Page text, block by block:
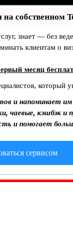
собственном
знает — без
клиентам о
месяц
который
и напоминает
чаевые, кэшбэк и
и помогает
сервисом